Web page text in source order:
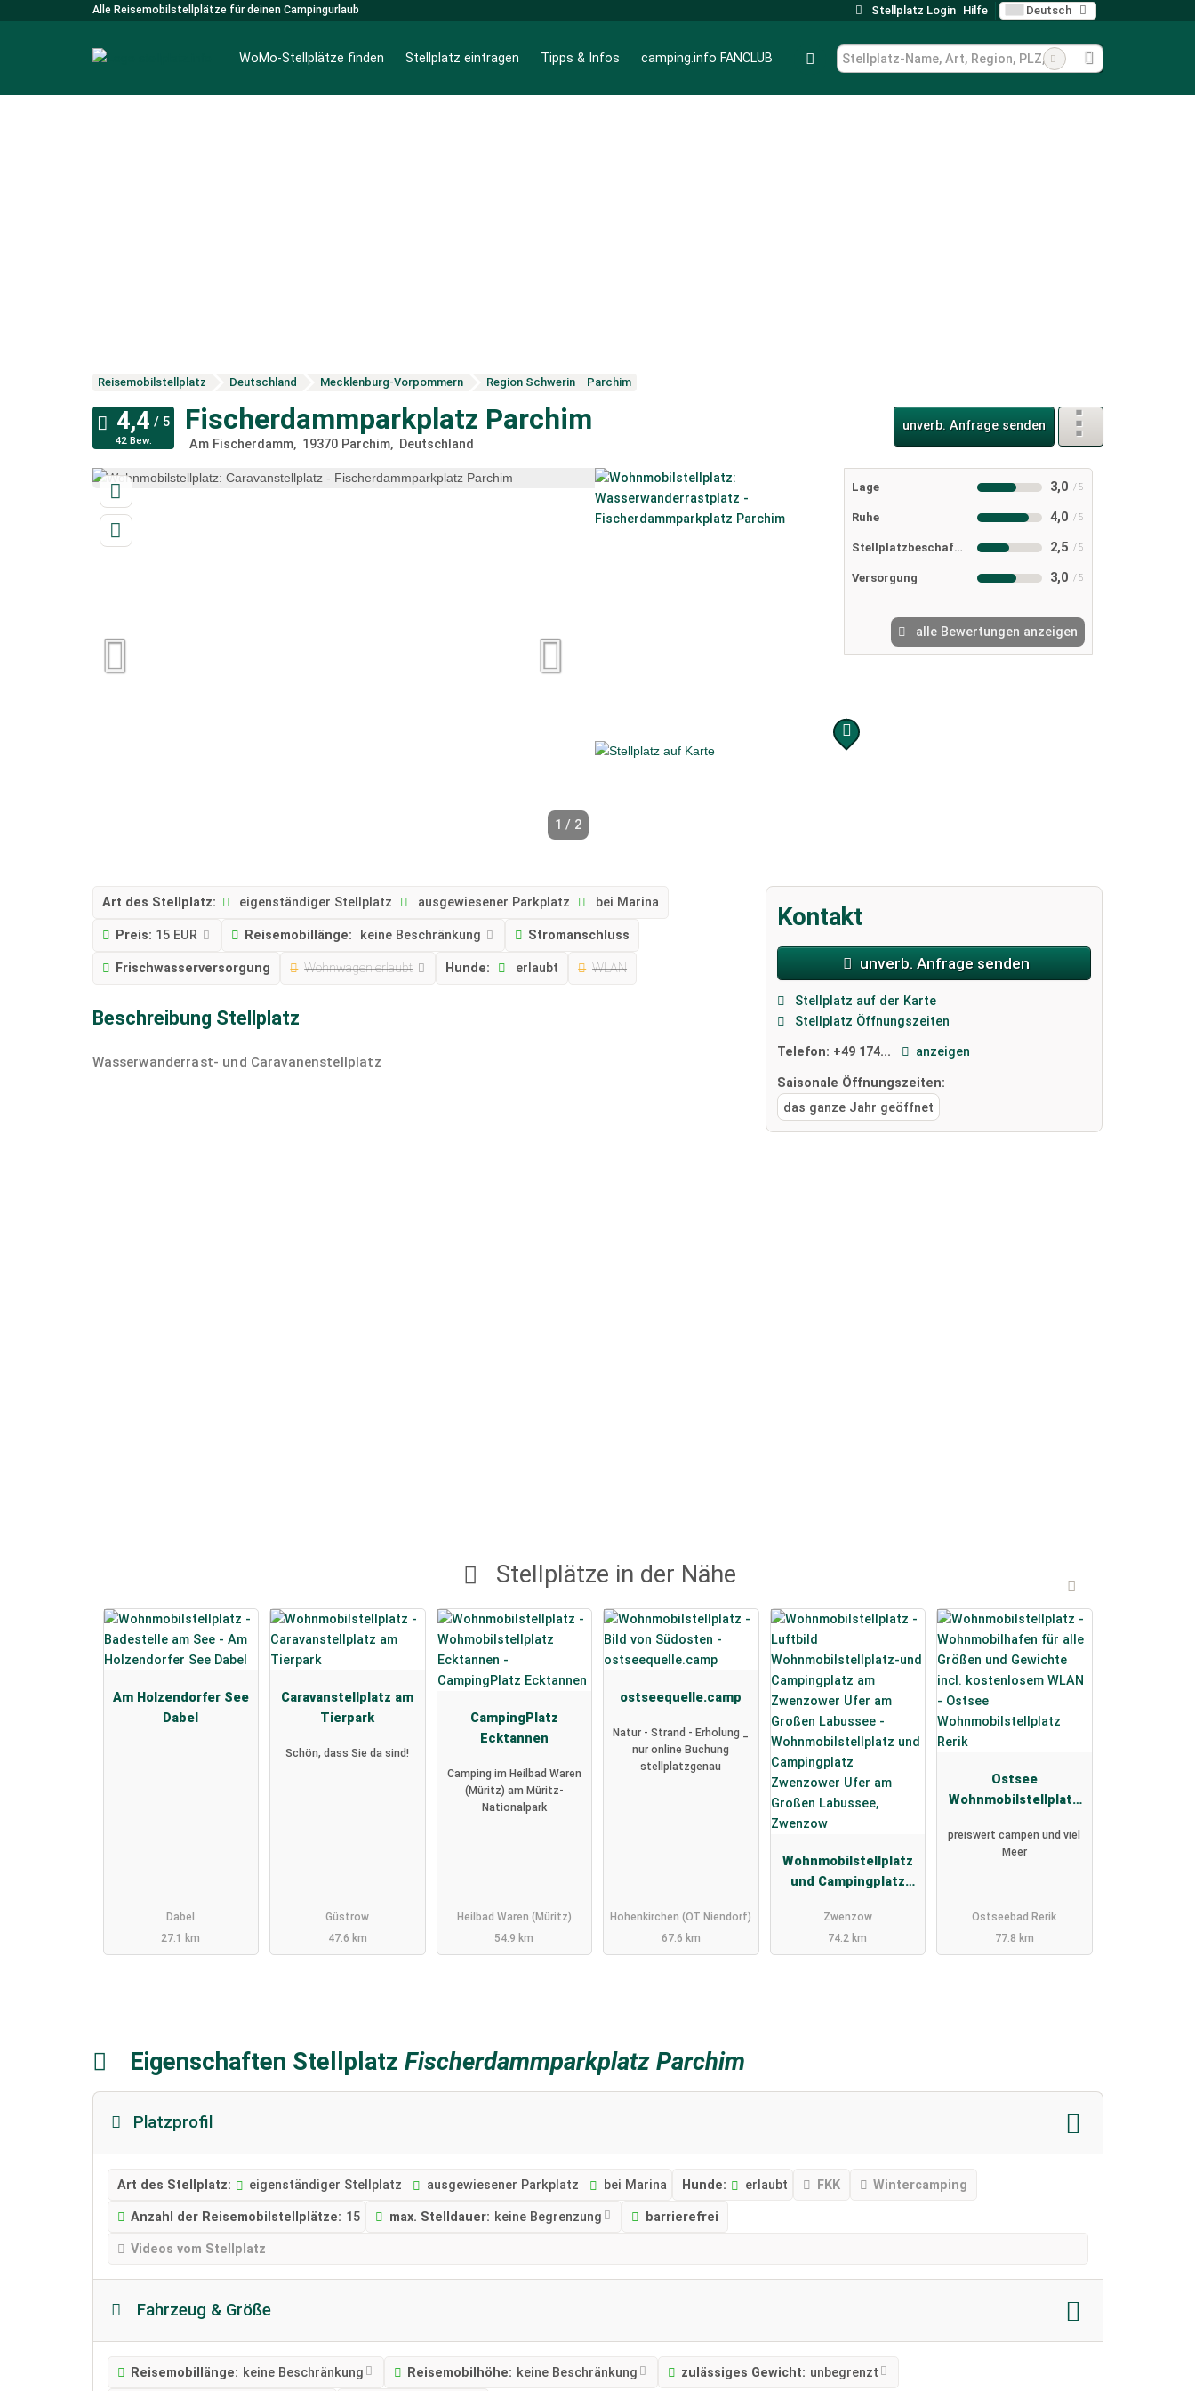
Alle Reisemobilstellplätze für deinen Campingurlaub Stellplatz Login Hilfe Deutsch
WoMo-Stellplätze finden Stellplatz eintragen Tipps & Infos camping.info FANCLUB
Reisemobilstellplatz Deutschland Mecklenburg-Vorpommern Region Schwerin Parchim
Fischerdammparkplatz Parchim
Am Fischerdamm 19370 Parchim Deutschland
unverb. Anfrage senden
42 Bew.
1 / 2
Lage 3,0
Ruhe 4,0
Stellplatzbeschaffenheit 2,5
Versorgung 3,0
alle Bewertungen anzeigen
Art des Stellplatz: eigenständiger Stellplatz ausgewiesener Parkplatz bei Marina
Preis: 15 EUR Reisemobillänge: keine Beschränkung Stromanschluss
Frischwasserversorgung Wohnwagen erlaubt Hunde: erlaubt WLAN
Beschreibung Stellplatz
Wasserwanderrast- und Caravanenstellplatz
Kontakt
unverb. Anfrage senden
Stellplatz auf der Karte
Stellplatz Öffnungszeiten
Telefon: +49 174... anzeigen
Saisonale Öffnungszeiten:
das ganze Jahr geöffnet
Stellplätze in der Nähe
Am Holzendorfer See
Dabel
Dabel
27.1 km
Caravanstellplatz am
Tierpark
Schön, dass Sie da sind!
Güstrow
47.6 km
CampingPlatz
Ecktannen
Camping im Heilbad Waren
(Müritz) am Müritz-
Nationalpark
Heilbad Waren (Müritz)
54.9 km
ostseequelle.camp
Natur - Strand - Erholung _
nur online Buchung
stellplatzgenau
Hohenkirchen (OT Niendorf)
67.6 km
Wohnmobilstellplatz
und Campingplatz
Großen Labussee,
Zwenzow
Zwenzow
74.2 km
Ostsee
Wohnmobilstellplatz
preiswert campen und viel
Meer
Ostseebad Rerik
77.8 km
Eigenschaften StellplatzFischerdammparkplatz Parchim
Platzprofil
Art des Stellplatz: eigenständiger Stellplatz ausgewiesener Parkplatz bei Marina Hunde: erlaubt FKK Wintercamping
Anzahl der Reisemobilstellplätze: 15 max. Stelldauer: keine Begrenzung barrierefrei
Videos vom Stellplatz
Fahrzeug & Größe
Reisemobillänge: keine Beschränkung Reisemobilhöhe: keine Beschränkung zulässiges Gewicht: unbegrenzt